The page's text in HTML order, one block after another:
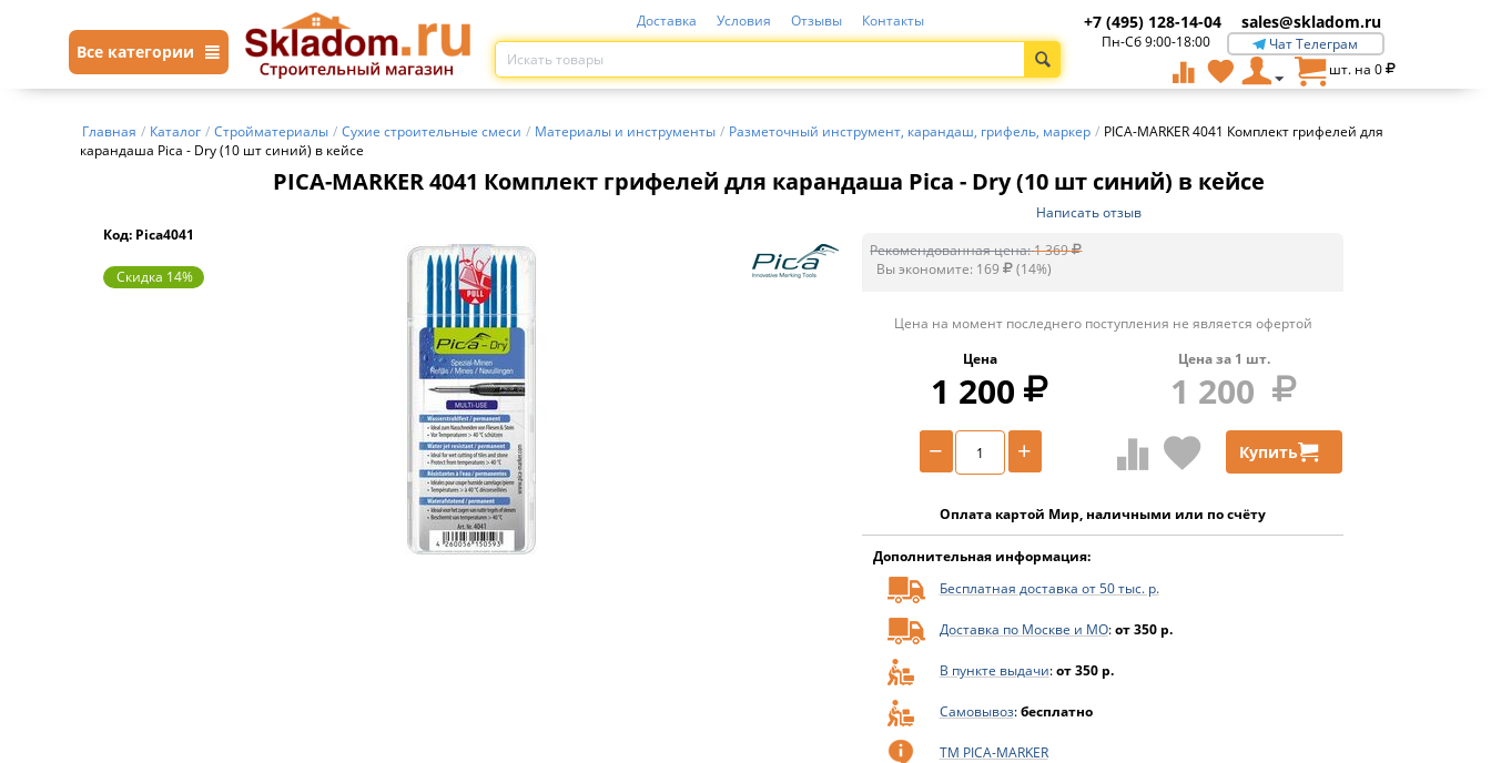
Все категории
Доставка Условия Отзывы Контакты +7 (495) 128-14-04 sales@skladom.ru
Пн-Сб 9:00-18:00
Чат Телеграм
шт. на 0
Главная / Каталог / Стройматериалы / Сухие строительные смеси / Материалы и инструменты / Разметочный инструмент, карандаш, грифель, маркер / PICA-MARKER 4041 Комплект грифелей для
карандаша Pica - Dry (10 шт синий) в кейсе
PICA-MARKER 4041 Комплект грифелей для карандаша Pica - Dry (10 шт синий) в кейсе
Код: Pica4041
Скидка 14%
Написать отзыв
Рекомендованная цена:1 369
Вы экономите: 169 (14%)
Цена на момент последнего поступления не является офертой
Цена
1 200
Цена за 1 шт.
1 200
+
− Купить
Оплата картой Мир, наличными или по счёту
Дополнительная информация:
Бесплатная доставка от 50 тыс. р.
Доставка по Москве и МО:от 350 р.
В пункте выдачи:от 350 р.
Самовывоз:бесплатно
ТМ PICA-MARKER